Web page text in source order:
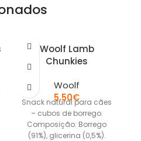
Woolf Lamb
Chunkies
Woolf
5,50€
Snack natural para cães
– cubos de borrego.
Composição: Borrego
(91%), glicerina (0,5%).